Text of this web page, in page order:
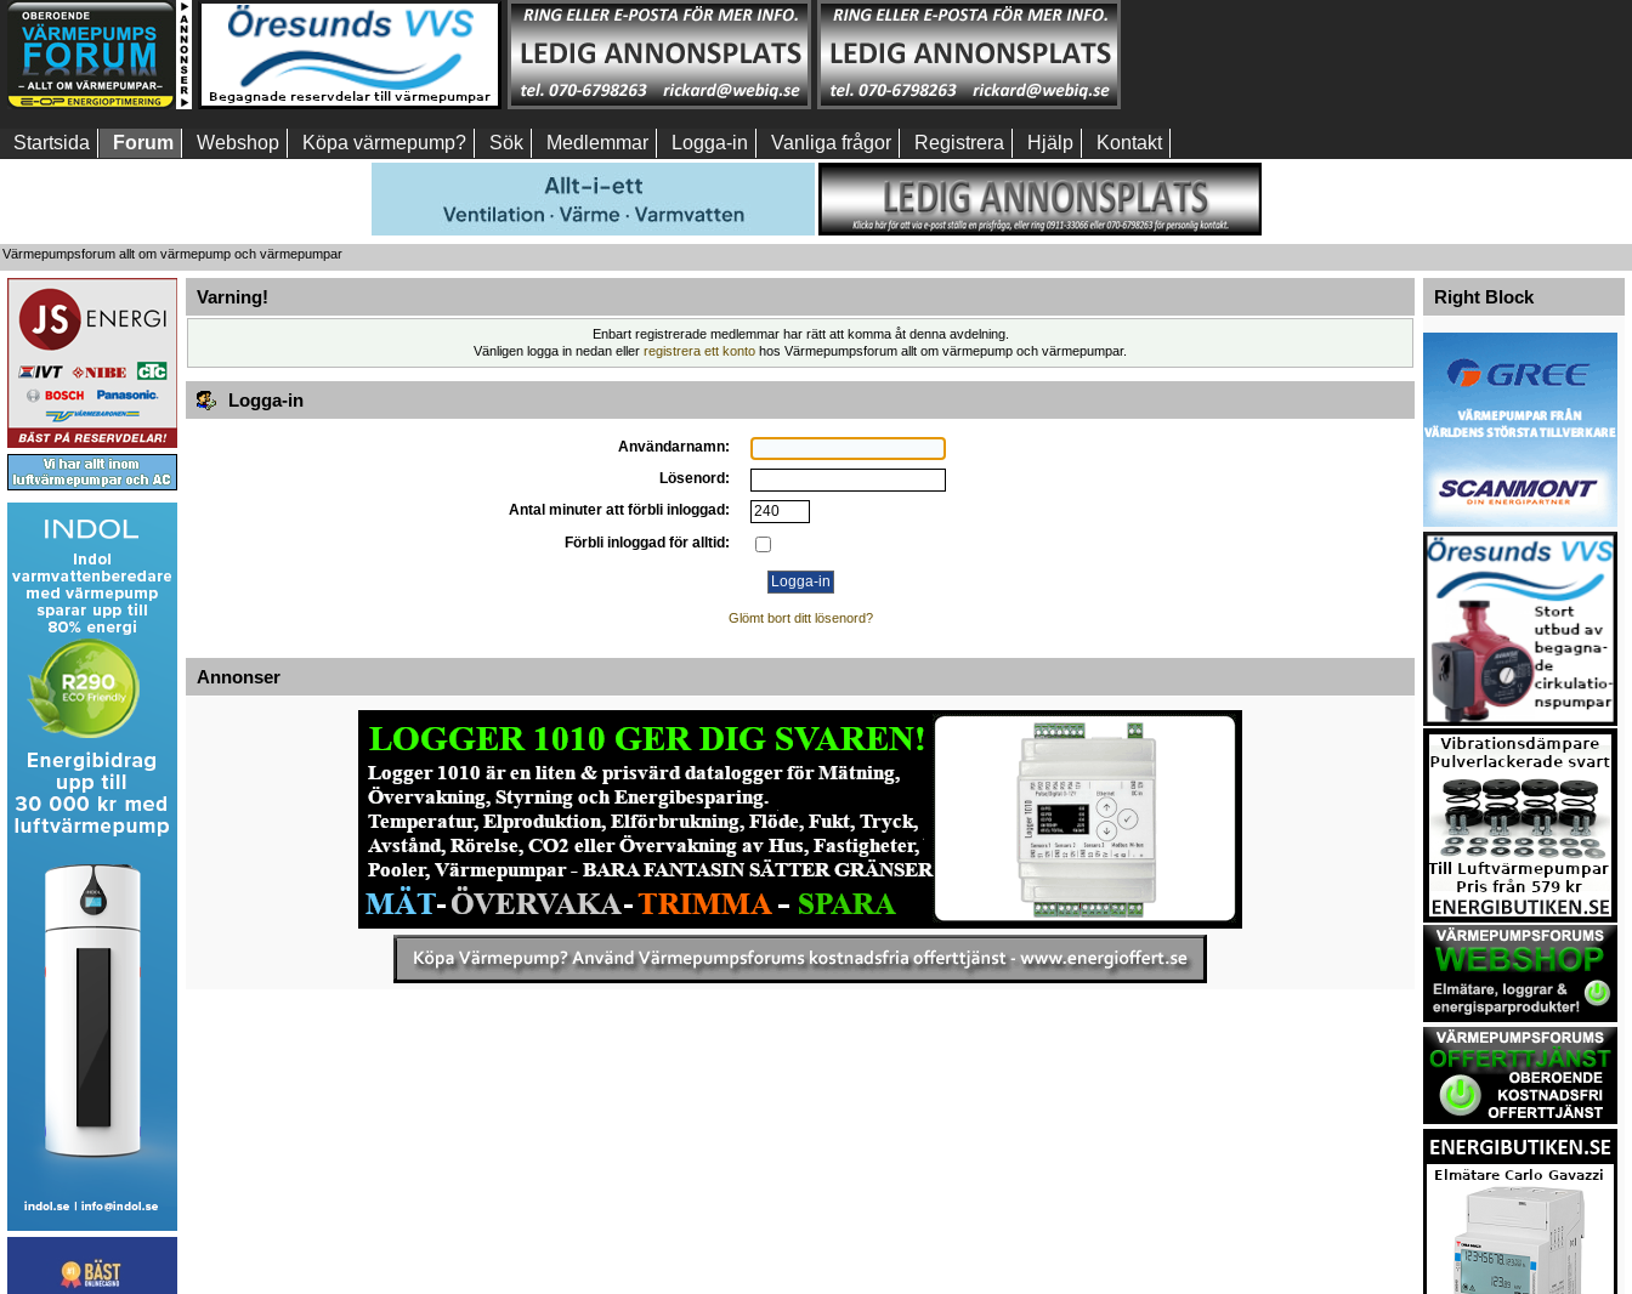
Startsida Forum Webshop Köpa värmepump? Sök Medlemmar Logga-in Vanliga frågor Registrera Hjälp Kontakt
Värmepumpsforum allt om värmepump och värmepumpar
Varning!
Enbart registrerade medlemmar har rätt att komma åt denna avdelning.
Vänligen logga in nedan eller registrera ett konto hos Värmepumpsforum allt om värmepump och värmepumpar.
Logga-in
Användarnamn:
Lösenord:
Antal minuter att förbli inloggad:
Förbli inloggad för alltid:
Glömt bort ditt lösenord?
Annonser
Right Block